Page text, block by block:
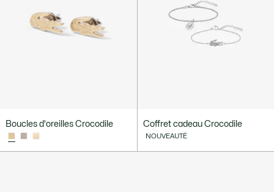
Boucles d'oreilles Crocodile Coffret cadeau Crocodile
NOUVEAUTÉ